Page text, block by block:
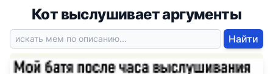
Кот выслушивает аргументы
Найти